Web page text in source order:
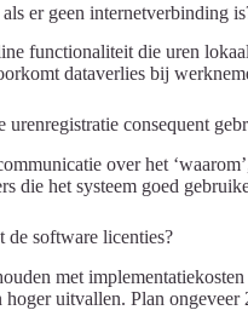
er geen internetverbinding
functionaliteit die uren
dataverlies bij
consequent
over het
die het systeem goed
de software licenties?
met
hoger uitvallen. Plan